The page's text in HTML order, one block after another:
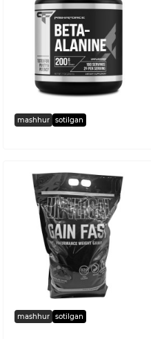
mashhur sotilgan
mashhur sotilgan